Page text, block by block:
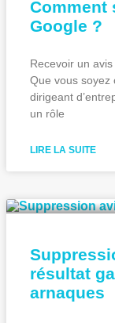
Comment
Google ?
Recevoir un
Que vous soyez
dirigeant
un rôle
LIRE LA SUITE
résultat
arnaques